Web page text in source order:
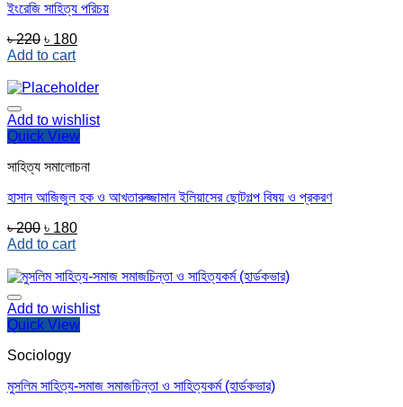
ইংরেজি সাহিত্য পরিচয়
৳220 Original
price
৳ 220.
৳ 180Current
৳ 180.
Add to cart
Add to wishlist
Quick View
সাহিত্য সমালোচনা
হাসান আজিজুল হক ও আখতারুজ্জামান ইলিয়াসের ছোটগল্প বিষয় ও প্রকরণ
৳200 Original
price
৳ 200.
৳ 180Current
৳ 180.
Add to cart
Add to wishlist
Quick View
Sociology
মুসলিম সাহিত্য-সমাজ সমাজচিন্তা ও সাহিত্যকর্ম (হার্ডকভার)